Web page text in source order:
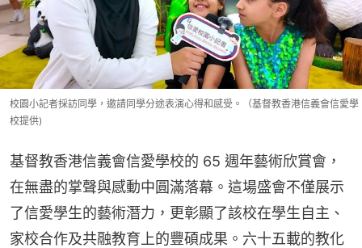
校園小記者採訪同學，邀請同學分途表演心得和感受。（基督教香港信義會信愛學
校提供)
基督教香港信義會信愛學校的 65 週年藝術欣賞會，
在無盡的掌聲與感動中圓滿落幕。這場盛會不僅展示
了信愛學生的藝術潛力，更彰顯了該校在學生自主、
家校合作及共融教育上的豐碩成果。六十五載的教化